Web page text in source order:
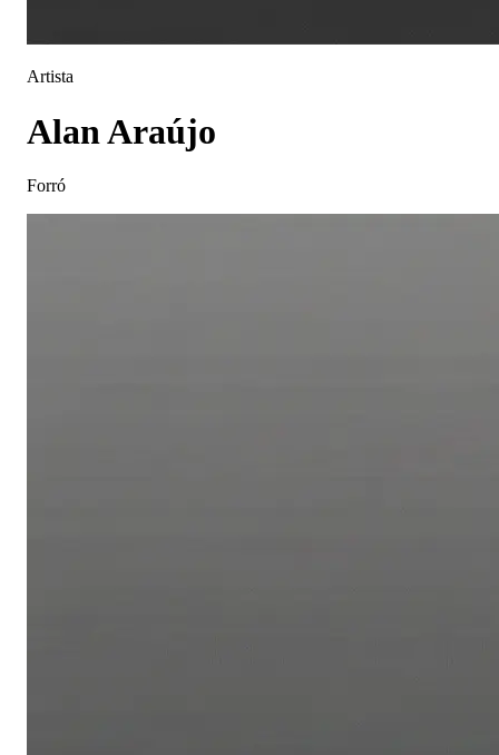
Artista
Alan Araújo
Forró